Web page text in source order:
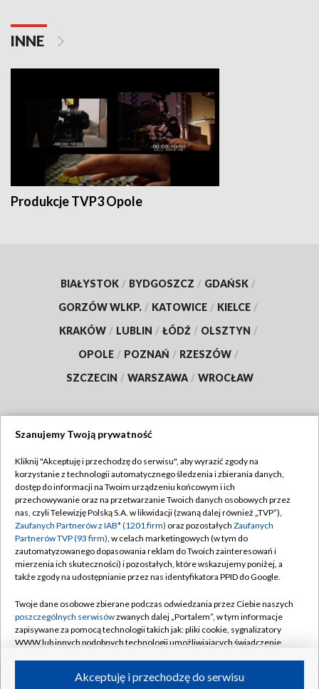
INNE
Produkcje TVP3 Opole
BIAŁYSTOK / BYDGOSZCZ / GDAŃSK /
GORZÓW WLKP. / KATOWICE / KIELCE /
KRAKÓW / LUBLIN / ŁÓDŹ / OLSZTYN /
OPOLE / POZNAŃ / RZESZÓW /
SZCZECIN / WARSZAWA / WROCŁAW
TVP
Abonament TVP
Emisja w TVP
Centrum informacji TVP
Naziemna Telewizja Cyfrowa
Rada Programowa
System NOS
Informacje o nadawcy
Program dla prasy
Regulamin TVP
Polityka prywatności
Moje zgody
Pomoc
Kontakt
Kanały
Szanujemy Twoją prywatność
Kliknij "Akceptuję i przechodzę do serwisu", aby wyrazić zgody na
korzystanie z technologii automatycznego śledzenia i zbierania danych,
dostęp do informacji na Twoim urządzeniu końcowym i ich
przechowywanie oraz na przetwarzanie Twoich danych osobowych przez
nas, czyli Telewizję Polską S.A. w likwidacji (zwaną dalej również „TVP”),
Zaufanych Partnerów z IAB* (1201 firm) oraz pozostałych Zaufanych
Partnerów TVP (93 firm), w celach marketingowych (w tym do
zautomatyzowanego dopasowania reklam do Twoich zainteresowań i
mierzenia ich skuteczności) i pozostałych, które wskazujemy poniżej, a
także zgody na udostępnianie przez nas identyfikatora PPID do Google.
Twoje dane osobowe zbierane podczas odwiedzania przez Ciebie naszych
poszczególnych serwisówzwanych dalej „Portalem”, w tym informacje
zapisywane za pomocą technologii takich jak: pliki cookie, sygnalizatory
WWW lub innych podobnych technologii umożliwiających świadczenie
ruchu w Internecie.Akceptuję i przechodzę do serwisu